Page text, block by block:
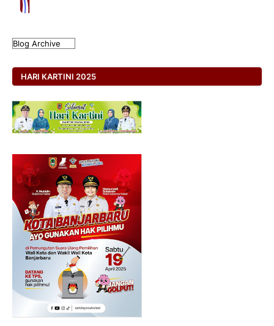
HARI KARTINI 2025